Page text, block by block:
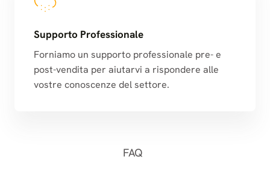
Supporto Professionale
Forniamo un supporto professionale pre- e
post-vendita per aiutarvi a rispondere alle
vostre conoscenze del settore.
FAQ